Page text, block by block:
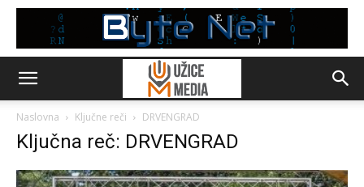
Naslovna Ključne reči DRVENGRAD
Ključna reč: DRVENGRAD